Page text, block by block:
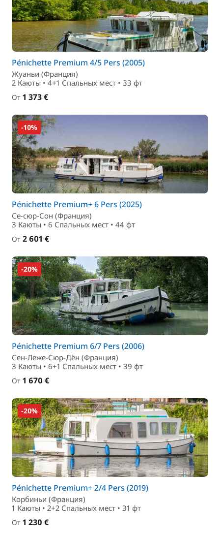
Pénichette Premium 4/5 Pers (2005)
Жуаньи (Франция)
2 Каюты • 4+1 Спальныx мест • 33 фт
От 1 373 €
-10%
Pénichette Premium+ 6 Pers (2025)
Се-сюр-Сон (Франция)
3 Каюты • 6 Спальныx мест • 44 фт
От 2 601 €
-20%
Pénichette Premium 6/7 Pers (2006)
Сен-Леже-Сюр-Дён (Франция)
3 Каюты • 6+1 Спальныx мест • 39 фт
От 1 670 €
-20%
Pénichette Premium+ 2/4 Pers (2019)
Корбиньи (Франция)
1 Каюты • 2+2 Спальныx мест • 31 фт
От 1 230 €